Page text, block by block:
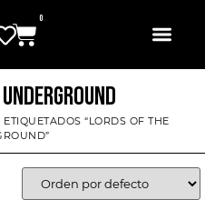
0
“LORDS OF THE